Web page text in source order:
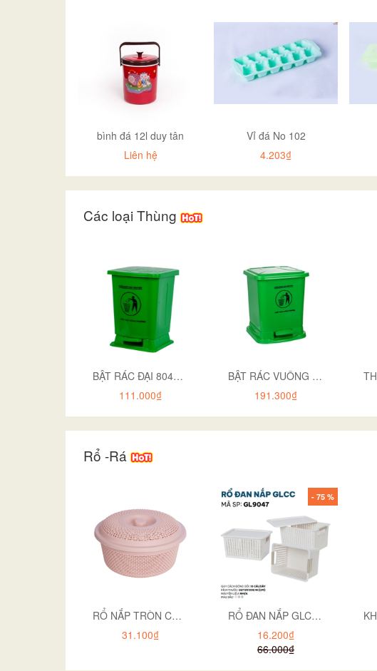
bình đá 12l duy tân
Liên hệ
Vỉ đá No 102
4.203₫
Các loại Thùng
BẬT RÁC ĐẠI 8042 CÓ IN
111.000₫
BẬT RÁC VUÔNG 8015 CÓ IN
191.300₫
Rổ -Rá
RỔ NẮP TRÒN CHẤM BI TO HOKORI 3276
31.100₫
RỔ ĐAN NẮP GLCC 9047
16.200₫
66.000₫
- 75 %